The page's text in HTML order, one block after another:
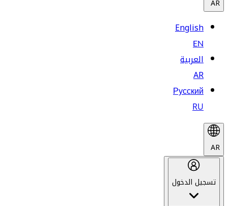
AR
English
EN
العربية
AR
Русский
RU
AR
تسجيل الدخول